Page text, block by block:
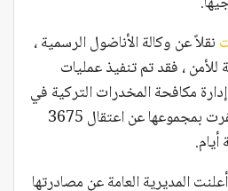
نقلاً عن وكالة الأناضول الرسمية ،
للأمن ، فقد تم تنفيذ عمليات
مكافحة المخدرات التركية في
75 محافظة مختلفة ، أسفرت بمجموعها عن اعتقال 3675
المديرية العامة عن مصادرتها